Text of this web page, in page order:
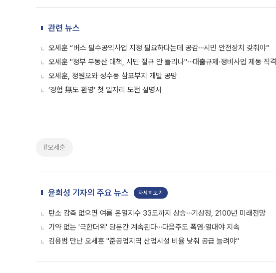
관련 뉴스
오세훈 “버스 필수공익사업 지정 필요하다는데 공감⋯시민 안전장치 갖춰야”
오세훈 "정부 부동산 대책, 시민 절규 안 들리나"⋯대출규제·정비사업 제동 직격
오세훈, 정원오와 성수동 삼표부지 개발 공방
‘경험 無도 환영’ 첫 일자리 도전 설명서
#오세훈
윤희성 기자의 주요 뉴스 자세히보기
탄소 감축 없으면 여름 온열지수 33도까지 상승⋯기상청, 2100년 미래전망
기약 없는 '극한더위' 당분간 계속된다⋯다음주도 폭염·열대야 지속
김용범 만난 오세훈 "준공업지역 산업시설 비율 낮춰 공급 늘려야"